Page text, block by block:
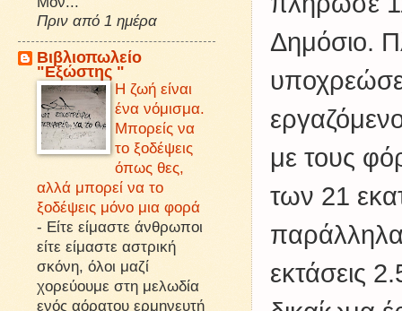
Δημόσιο.
με τους
των 21
παράλληλα
εκτάσεις
Πριν από 1 ημέρα
Βιβλιοπωλείο
"Εξώστης "
Η ζωή είναι
ένα νόμισμα.
Μπορείς να
το ξοδέψεις
όπως θες,
αλλά μπορεί να το
ξοδέψεις μόνο μια φορά
- Είτε είμαστε άνθρωποι
είτε είμαστε αστρική
σκόνη, όλοι μαζί
χορεύουμε στη μελωδία
ενός αόρατου ερμηνευτή